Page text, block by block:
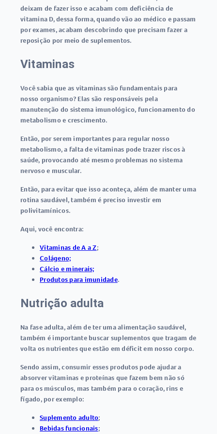
deixam de fazer isso e acabam com deficiência de
vitamina D, dessa forma, quando vão ao médico e passam
por exames, acabam descobrindo que precisam fazer a
reposição por meio de suplementos.
Vitaminas
Você sabia que as vitaminas são fundamentais para
nosso organismo? Elas são responsáveis pela
manutenção do sistema imunológico, funcionamento do
metabolismo e crescimento.
Então, por serem importantes para regular nosso
metabolismo, a falta de vitaminas pode trazer riscos à
saúde, provocando até mesmo problemas no sistema
nervoso e muscular.
Então, para evitar que isso aconteça, além de manter uma
rotina saudável, também é preciso investir em
polivitamínicos.
Aqui, você encontra:
Vitaminas de A a Z;
Colágeno;
Cálcio e minerais;
Produtos para imunidade.
Nutrição adulta
Na fase adulta, além de ter uma alimentação saudável,
também é importante buscar suplementos que tragam de
volta os nutrientes que estão em déficit em nosso corpo.
Sendo assim, consumir esses produtos pode ajudar a
absorver vitaminas e proteínas que fazem bem não só
para os músculos, mas também para o coração, rins e
fígado, por exemplo:
Suplemento adulto;
Bebidas funcionais;